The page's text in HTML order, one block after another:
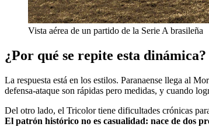
Vista aérea de un partido de la Serie A brasileña
¿Por qué se repite esta dinámica?
La respuesta está en los estilos. Paranaense llega al
defensa-ataque son rápidas pero medidas, y cuando
Del otro lado, el Tricolor tiene dificultades crónicas
El patrón histórico no es casualidad: nace de dos